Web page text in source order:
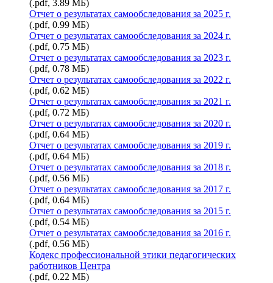
(.pdf, 3.89 МБ)
Отчет о результатах самообследования за 2025 г.
(.pdf, 0.99 МБ)
Отчет о результатах самообследования за 2024 г.
(.pdf, 0.75 МБ)
Отчет о результатах самообследования за 2023 г.
(.pdf, 0.78 МБ)
Отчет о результатах самообследования за 2022 г.
(.pdf, 0.62 МБ)
Отчет о результатах самообследования за 2021 г.
(.pdf, 0.72 МБ)
Отчет о результатах самообследования за 2020 г.
(.pdf, 0.64 МБ)
Отчет о результатах самообследования за 2019 г.
(.pdf, 0.64 МБ)
Отчет о результатах самообследования за 2018 г.
(.pdf, 0.56 МБ)
Отчет о результатах самообследования за 2017 г.
(.pdf, 0.64 МБ)
Отчет о результатах самообследования за 2015 г.
(.pdf, 0.54 МБ)
Отчет о результатах самообследования за 2016 г.
(.pdf, 0.56 МБ)
Кодекс профессиональной этики педагогических
работников Центра
(.pdf, 0.22 МБ)